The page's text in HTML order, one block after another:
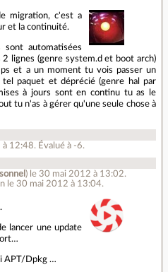
migration, c'est a
et la continuité.
automatisées
lignes (genre system.d et boot arch)
et a un moment tu vois passer un
paquet et déprécié (genre hal par
à jours sont en continu tu as le
tu n'as à gérer qu'une seule chose à
à 12:48. Évalué à -6.
) le 30 mai 2012 à 13:02.
le 30 mai 2012 à 13:04.
lancer une update
APT/Dpkg …